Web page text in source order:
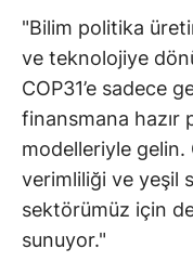
"Bilim politika
ve teknolojiye
COP31’e sadece
finansmana hazır
modelleriyle gelin.
verimliliği ve yeşil
sektörümüz için
sunuyor."